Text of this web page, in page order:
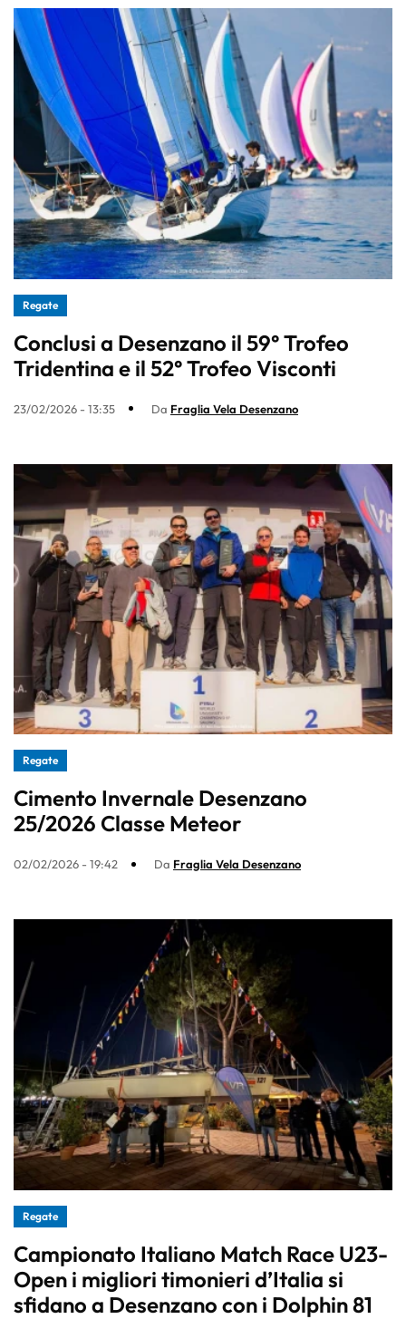
Regate
Conclusi a Desenzano il 59° Trofeo
Tridentina e il 52° Trofeo Visconti
23/02/2026 - 13:35 Da Fraglia Vela Desenzano
Regate
Cimento Invernale Desenzano
25/2026 Classe Meteor
02/02/2026 - 19:42 Da Fraglia Vela Desenzano
Regate
Campionato Italiano Match Race U23-
Open i migliori timonieri d’Italia si
sfidano a Desenzano con i Dolphin 81